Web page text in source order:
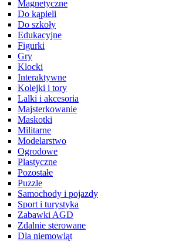
Magnetyczne
Do kąpieli
Do szkoły
Edukacyjne
Figurki
Gry
Klocki
Interaktywne
Kolejki i tory
Lalki i akcesoria
Majsterkowanie
Maskotki
Militarne
Modelarstwo
Ogrodowe
Plastyczne
Pozostałe
Puzzle
Samochody i pojazdy
Sport i turystyka
Zabawki AGD
Zdalnie sterowane
Dla niemowląt